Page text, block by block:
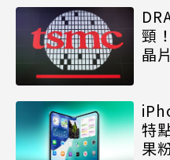
頸
晶
特
果